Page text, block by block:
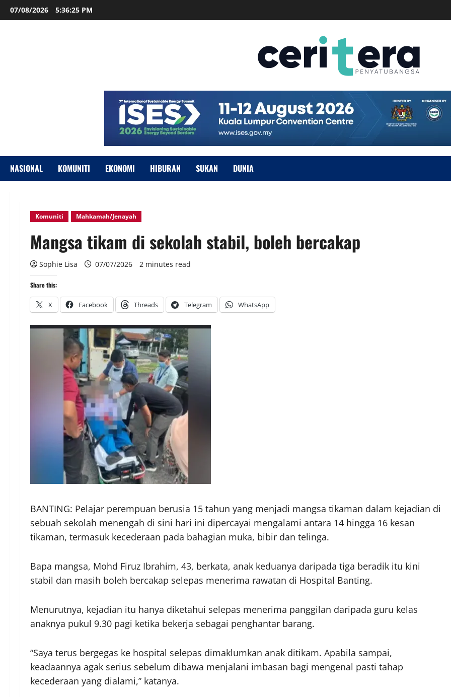
07/08/2026 5:36:26 PM
NASIONAL KOMUNITI EKONOMI HIBURAN SUKAN DUNIA
Komuniti Mahkamah/Jenayah
Mangsa tikam di sekolah stabil, boleh bercakap
Sophie Lisa 07/07/2026 2 minutes read
Share this:
X Facebook Threads Telegram WhatsApp
BANTING: Pelajar perempuan berusia 15 tahun yang menjadi mangsa tikaman dalam kejadian di
sebuah sekolah menengah di sini hari ini dipercayai mengalami antara 14 hingga 16 kesan
tikaman, termasuk kecederaan pada bahagian muka, bibir dan telinga.
Bapa mangsa, Mohd Firuz Ibrahim, 43, berkata, anak keduanya daripada tiga beradik itu kini
stabil dan masih boleh bercakap selepas menerima rawatan di Hospital Banting.
Menurutnya, kejadian itu hanya diketahui selepas menerima panggilan daripada guru kelas
anaknya pukul 9.30 pagi ketika bekerja sebagai penghantar barang.
“Saya terus bergegas ke hospital selepas dimaklumkan anak ditikam. Apabila sampai,
keadaannya agak serius sebelum dibawa menjalani imbasan bagi mengenal pasti tahap
kecederaan yang dialami,” katanya.